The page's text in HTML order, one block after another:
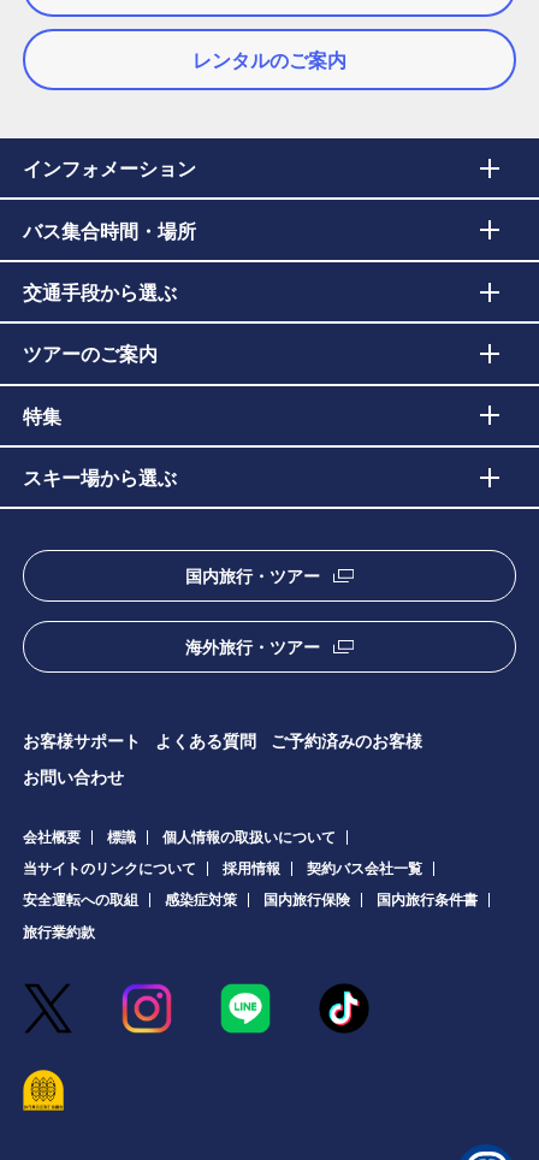
レンタルのご案内
インフォメーション
バス集合時間・場所
交通手段から選ぶ
ツアーのご案内
特集
スキー場から選ぶ
国内旅行・ツアー
海外旅行・ツアー
お客様サポート よくある質問
ご予約済みのお客様
お問い合わせ
会社概要 標識
個人情報の取扱いについて
当サイトのリンクについて
採用情報
契約バス会社一覧
安全運転への取組
感染症対策 国内旅行保険
国内旅行条件書
旅行業約款